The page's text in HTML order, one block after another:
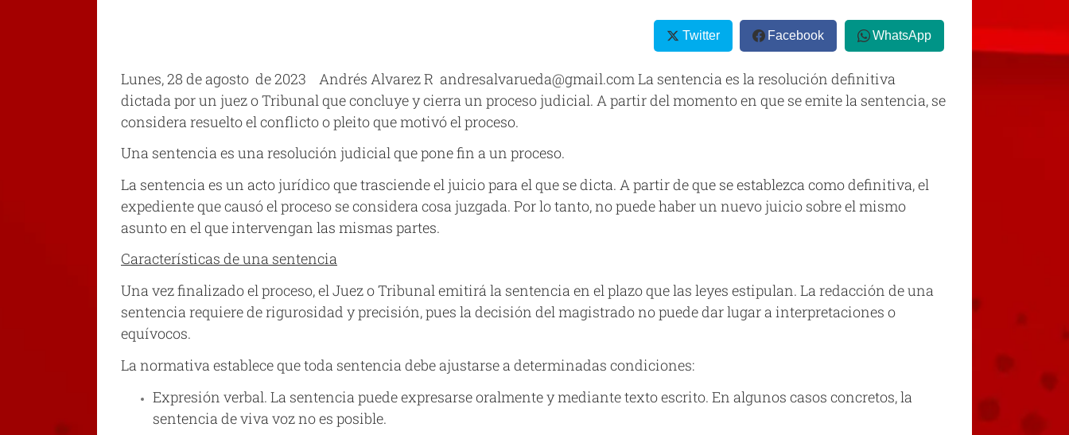
Twitter Facebook WhatsApp
Lunes, 28 de agosto de 2023 Andrés Alvarez R andresalvarueda@gmail.com La sentencia es la resolución definitiva
dictada por un juez o Tribunal que concluye y cierra un proceso judicial. A partir del momento en que se emite la sentencia, se
considera resuelto el conflicto o pleito que motivó el proceso.
Una sentencia es una resolución judicial que pone fin a un proceso.
La sentencia es un acto jurídico que trasciende el juicio para el que se dicta. A partir de que se establezca como definitiva, el
expediente que causó el proceso se considera cosa juzgada. Por lo tanto, no puede haber un nuevo juicio sobre el mismo
asunto en el que intervengan las mismas partes.
Características de una sentencia
Una vez finalizado el proceso, el Juez o Tribunal emitirá la sentencia en el plazo que las leyes estipulan. La redacción de una
sentencia requiere de rigurosidad y precisión, pues la decisión del magistrado no puede dar lugar a interpretaciones o
equívocos.
La normativa establece que toda sentencia debe ajustarse a determinadas condiciones:
Expresión verbal. La sentencia puede expresarse oralmente y mediante texto escrito. En algunos casos concretos, la
sentencia de viva voz no es posible.